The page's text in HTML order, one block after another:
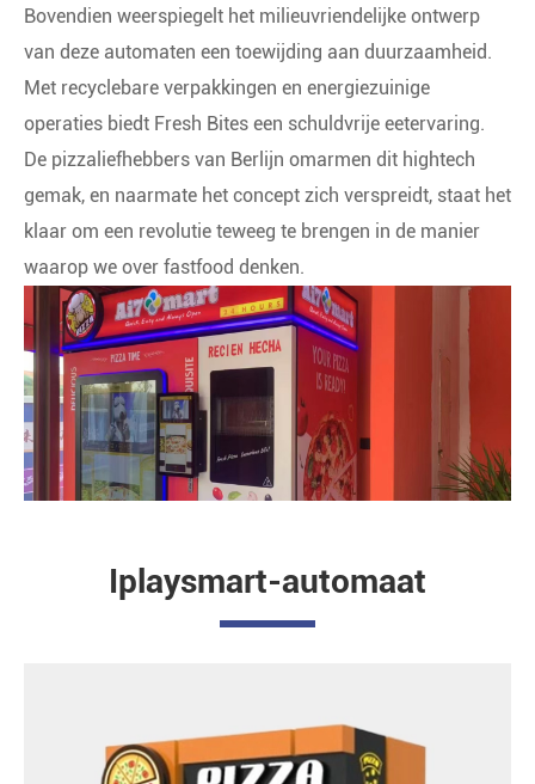
Bovendien weerspiegelt het milieuvriendelijke ontwerp
van deze automaten een toewijding aan duurzaamheid.
Met recyclebare verpakkingen en energiezuinige
operaties biedt Fresh Bites een schuldvrije eetervaring.
De pizzaliefhebbers van Berlijn omarmen dit hightech
gemak, en naarmate het concept zich verspreidt, staat het
klaar om een revolutie teweeg te brengen in de manier
waarop we over fastfood denken.
Iplaysmart-automaat